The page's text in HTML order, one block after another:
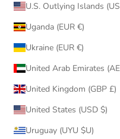
Uganda (EUR €)
Ukraine (EUR €)
United Kingdom (GBP £)
United States (USD $)
Uruguay (UYU $U)